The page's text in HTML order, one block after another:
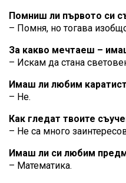
Помниш ли първото си
– Помня, но тогава
За какво мечтаеш –
– Искам да стана
Имаш ли любим
– Не.
Как гледат твоите
– Не са много
Имаш ли си любим
– Математика.